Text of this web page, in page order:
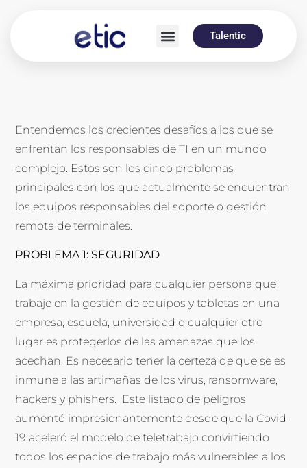
Talentic
Entendemos los crecientes desafíos a los que se
enfrentan los responsables de TI en un mundo
complejo. Estos son los cinco problemas
principales con los que actualmente se encuentran
los equipos responsables del soporte o gestión
remota de terminales.
PROBLEMA 1: SEGURIDAD
La máxima prioridad para cualquier persona que
trabaje en la gestión de equipos y tabletas en una
empresa, escuela, universidad o cualquier otro
lugar es protegerlos de las amenazas que los
acechan. Es necesario tener la certeza de que se es
inmune a las artimañas de los virus, ransomware,
hackers y phishers. Este listado de peligros
aumentó impresionantemente desde que la Covid-
19 aceleró el modelo de teletrabajo convirtiendo
todos los espacios de trabajo más vulnerables a los